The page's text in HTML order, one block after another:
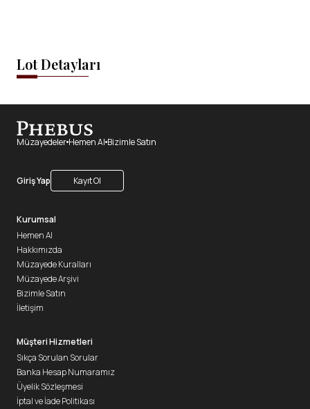
Lot Detayları
Müzayedeler Hemen Al Bizimle Satın
Giriş Yap Kayıt Ol
Kurumsal
Hemen Al
Hakkımızda
Müzayede Kuralları
Müzayede Arşivi
Bizimle Satın
İletişim
Müşteri Hizmetleri
Sıkça Sorulan Sorular
Banka Hesap Numaramız
Üyelik Sözleşmesi
İptal ve İade Politikası